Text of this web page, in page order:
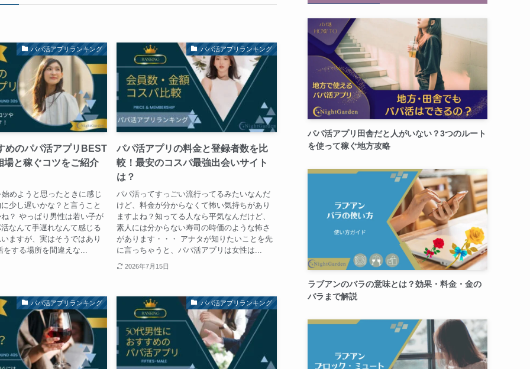
パパ活アプリランキング
めのパパ活アプリBEST
場と稼ぐコツをご紹介
めようと思ったときに感じ
少し遅いかな？と言うこと
？ やっぱり男性は若い子が
なんて手遅れなんて感じる
ますが、実はそうではあり
する場所を間違えな...
パパ活アプリランキング
パパ活アプリの料金と登録者数を比
較！最安のコスパ最強出会いサイト
は？
パパ活ってすっごい流行ってるみたいなんだ
けど、料金が分からなくて怖い気持ちがあり
ますよね？知ってる人なら平気なんだけど、
素人には分からない寿司の時価のような怖さ
があります・・・ アナタが知りたいことを先
に言っちゃうと、パパ活アプリは女性は...
2026年7月15日
パパ活アプリランキング パパ活アプリランキング
パパ活アプリ田舎だと人がいない？3つのルート
を使って稼ぐ地方攻略
ラブアンのバラの意味とは？効果・料金・金の
バラまで解説